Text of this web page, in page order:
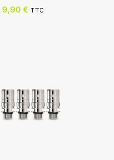
9,90 € TTC